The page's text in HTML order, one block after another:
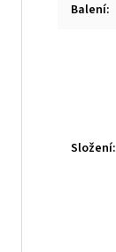
Balení:
Složení: